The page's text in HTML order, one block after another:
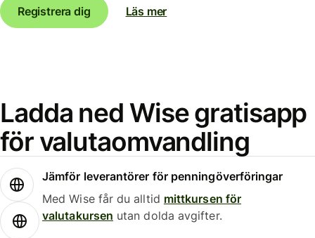
Registrera dig
Läs mer
Ladda ned Wise gratisapp
för valutaomvandling
Jämför leverantörer för penningöverföringar
Med Wise får du alltid mittkursen för
valutakursen utan dolda avgifter.